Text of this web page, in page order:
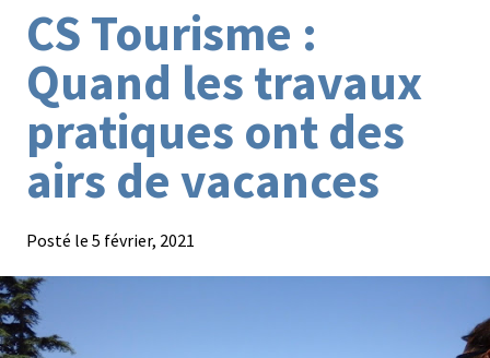
Trouver
CS Tourisme :
Quand les travaux
pratiques ont des
airs de vacances
Posté le 5 février, 2021